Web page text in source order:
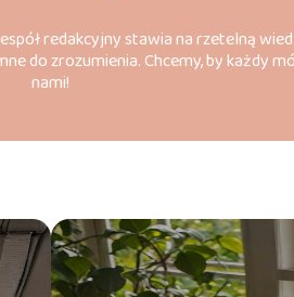
redakcyjny stawia na rzetelną
do zrozumienia. Chcemy, by każdy
nami!